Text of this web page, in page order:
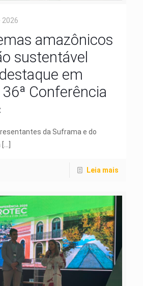
2026
amazônicos
sustentável
em
Conferência
da Suframa e do
Leia mais